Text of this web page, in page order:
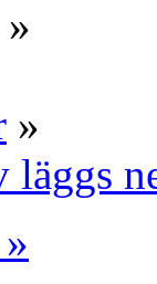
»
»
läggs